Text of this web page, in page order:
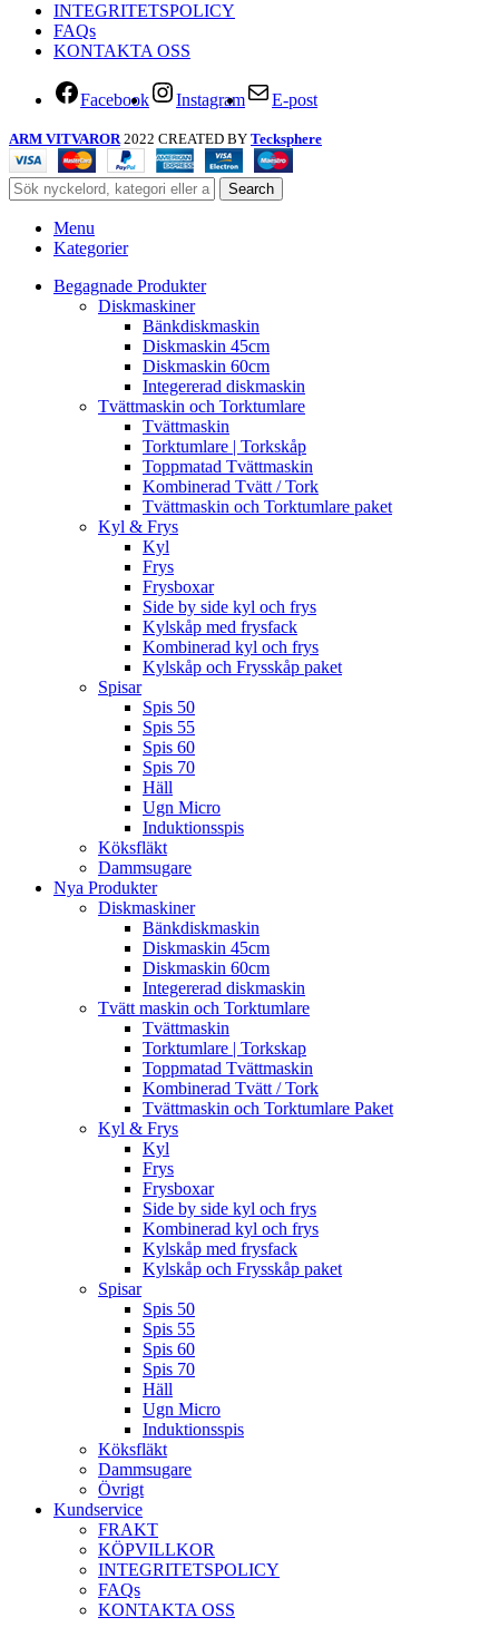
INTEGRITETSPOLICY
FAQs
KONTAKTA OSS
Facebook Instagram E-post
ARM VITVAROR 2022 CREATED BY Tecksphere
Search
Menu
Kategorier
Begagnade Produkter
Diskmaskiner
Bänkdiskmaskin
Diskmaskin 45cm
Diskmaskin 60cm
Integererad diskmaskin
Tvättmaskin och Torktumlare
Tvättmaskin
Torktumlare | Torkskåp
Toppmatad Tvättmaskin
Kombinerad Tvätt / Tork
Tvättmaskin och Torktumlare paket
Kyl & Frys
Kyl
Frys
Frysboxar
Side by side kyl och frys
Kylskåp med frysfack
Kombinerad kyl och frys
Kylskåp och Frysskåp paket
Spisar
Spis 50
Spis 55
Spis 60
Spis 70
Häll
Ugn Micro
Induktionsspis
Köksfläkt
Dammsugare
Nya Produkter
Diskmaskiner
Bänkdiskmaskin
Diskmaskin 45cm
Diskmaskin 60cm
Integererad diskmaskin
Tvätt maskin och Torktumlare
Tvättmaskin
Torktumlare | Torkskap
Toppmatad Tvättmaskin
Kombinerad Tvätt / Tork
Tvättmaskin och Torktumlare Paket
Kyl & Frys
Kyl
Frys
Frysboxar
Side by side kyl och frys
Kombinerad kyl och frys
Kylskåp med frysfack
Kylskåp och Frysskåp paket
Spisar
Spis 50
Spis 55
Spis 60
Spis 70
Häll
Ugn Micro
Induktionsspis
Köksfläkt
Dammsugare
Övrigt
Kundservice
FRAKT
KÖPVILLKOR
INTEGRITETSPOLICY
FAQs
KONTAKTA OSS